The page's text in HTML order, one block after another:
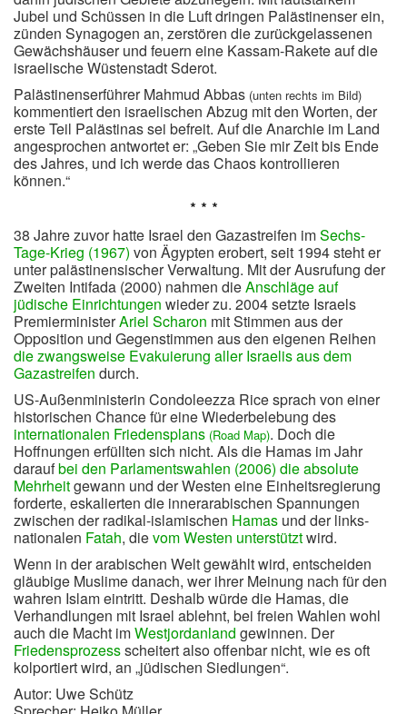
Jubel und Schüssen in die Luft dringen Palästinenser ein,
zünden Synagogen an, zerstören die zurückgelassenen
Gewächshäuser und feuern eine Kassam-Rakete auf die
israelische Wüstenstadt Sderot.
Palästinenserführer Mahmud Abbas (unten rechts im Bild)
kommentiert den israelischen Abzug mit den Worten, der
erste Teil Palästinas sei befreit. Auf die Anarchie im Land
angesprochen antwortet er: „Geben Sie mir Zeit bis Ende
des Jahres, und ich werde das Chaos kontrollieren
können.“
* * *
38 Jahre zuvor hatte Israel den Gazastreifen imSechs-
Tage-Krieg (1967) von Ägypten erobert, seit 1994 steht er
unter palästinensischer Verwaltung. Mit der Ausrufung der
Zweiten Intifada (2000) nahmen dieAnschläge auf
jüdische Einrichtungen wieder zu. 2004 setzte Israels
PremierministerAriel Scharon mit Stimmen aus der
Opposition und Gegenstimmen aus den eigenen Reihen
die zwangsweise Evakuierung aller Israelis aus dem
Gazastreifen durch.
US-Außenministerin Condoleezza Rice sprach von einer
historischen Chance für eine Wiederbelebung des
internationalen Friedensplans (Road Map). Doch die
Hoffnungen erfüllten sich nicht. Als die Hamas im Jahr
daraufbei den Parlamentswahlen (2006) die absolute
Mehrheitgewann und der Westen eine Einheitsregierung
forderte, eskalierten die innerarabischen Spannungen
zwischen der radikal-islamischen Hamas und der links-
nationalen Fatah, dievom Westen unterstütztwird.
Wenn in der arabischen Welt gewählt wird, entscheiden
gläubige Muslime danach, wer ihrer Meinung nach für den
wahren Islam eintritt. Deshalb würde die Hamas, die
Verhandlungen mit Israel ablehnt, bei freien Wahlen wohl
auch die Macht imWestjordanland gewinnen. Der
Friedensprozessscheitert also offenbar nicht, wie es oft
kolportiert wird, an „jüdischen Siedlungen“.
Autor: Uwe Schütz